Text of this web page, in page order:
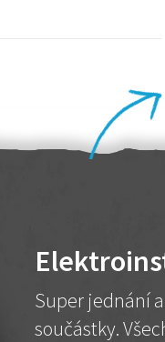
Super jednání
součástky.